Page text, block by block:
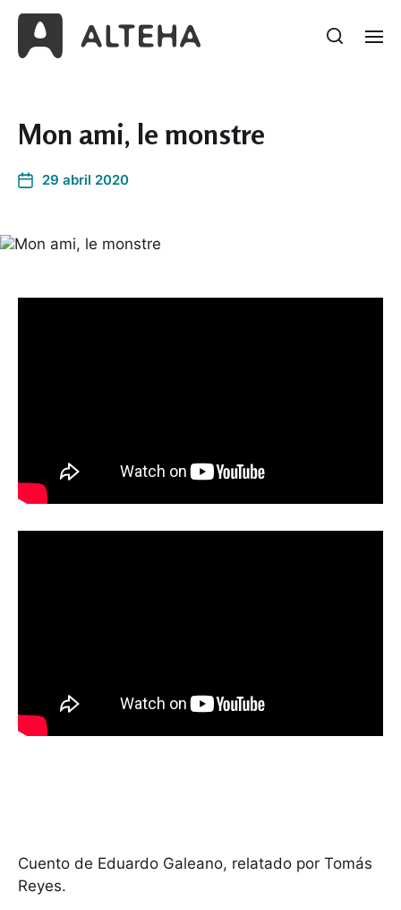
Mon ami, le monstre
29 abril 2020
Cuento de Eduardo Galeano, relatado por Tomás
Reyes.